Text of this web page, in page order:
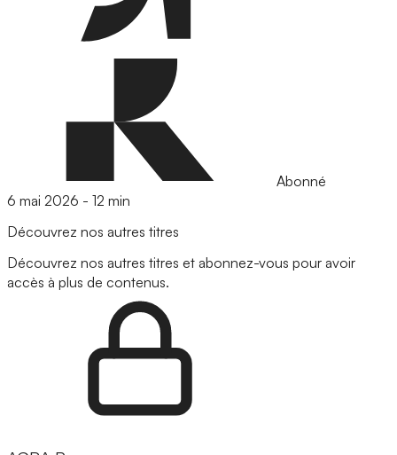
Abonné
6 mai 2026 - 12 min
Découvrez nos autres titres
Découvrez nos autres titres et abonnez-vous pour avoir
accès à plus de contenus.